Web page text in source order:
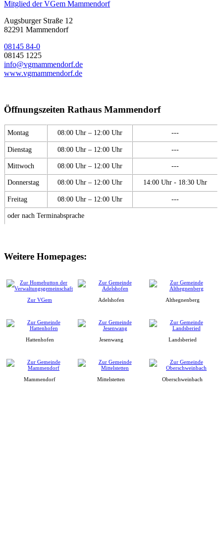
Mitglied der VGem Mammendorf
Augsburger Straße 12
82291 Mammendorf
08145 84-0
08145 1225
info@vgmammendorf.de
www.vgmammendorf.de
Öffnungszeiten Rathaus Mammendorf
Montag 08:00 Uhr – 12:00 Uhr ---
Dienstag 08:00 Uhr – 12:00 Uhr ---
Mittwoch 08:00 Uhr – 12:00 Uhr ---
Donnerstag 08:00 Uhr – 12:00 Uhr 14:00 Uhr - 18:30 Uhr
Freitag 08:00 Uhr – 12:00 Uhr ---
oder nach Terminabsprache
Weitere Homepages:
Zur VGem Adelshofen Althegnenberg
Hattenhofen Jesenwang Landsberied
Mammendorf Mittelstetten Oberschweinbach